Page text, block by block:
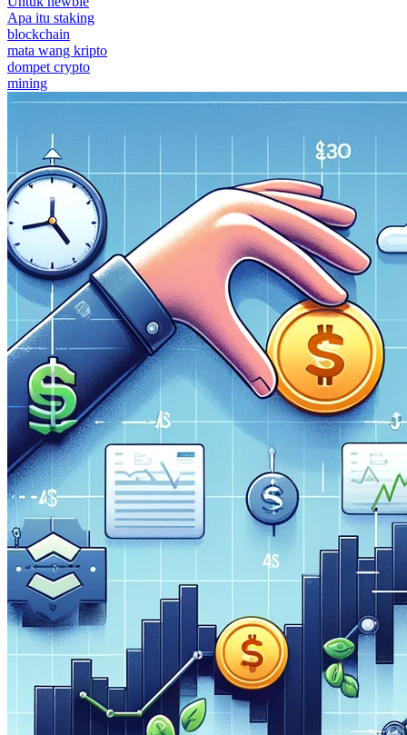
Apa itu staking
blockchain
mata wang kripto
dompet crypto
mining